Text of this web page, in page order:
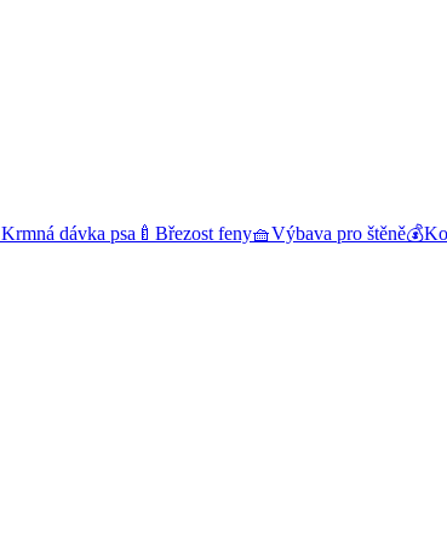
Krmná dávka psa 🍼 Březost feny🧺Výbava pro štěně💰